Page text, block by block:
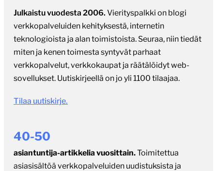
Julkaistu vuodesta 2006. Vierityspalkki on blogi
verkkopalveluiden kehityksestä, internetin
teknologioista ja alan toimistoista. Seuraa, niin tiedät
miten ja kenen toimesta syntyvät parhaat
verkkopalvelut, verkkokaupat ja räätälöidyt web-
sovellukset. Uutiskirjeellä on jo yli 1100 tilaajaa.
Tilaa uutiskirje.
40-50
asiantuntija-artikkelia vuosittain.Toimitettua
asiasisältöä verkkopalveluiden uudistuksista ja